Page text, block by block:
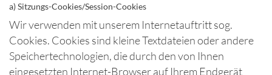
a) Sitzungs-Cookies/Session-Cookies
Wir verwenden mit unserem Internetauftritt sog.
Cookies. Cookies sind kleine Textdateien oder andere
Speichertechnologien, die durch den von Ihnen
eingesetzten Internet-Browser auf Ihrem Endgerät